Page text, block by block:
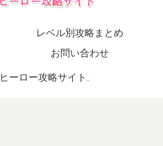
レベル別攻略まとめ
お問い合わせ
ーロー攻略サイト.